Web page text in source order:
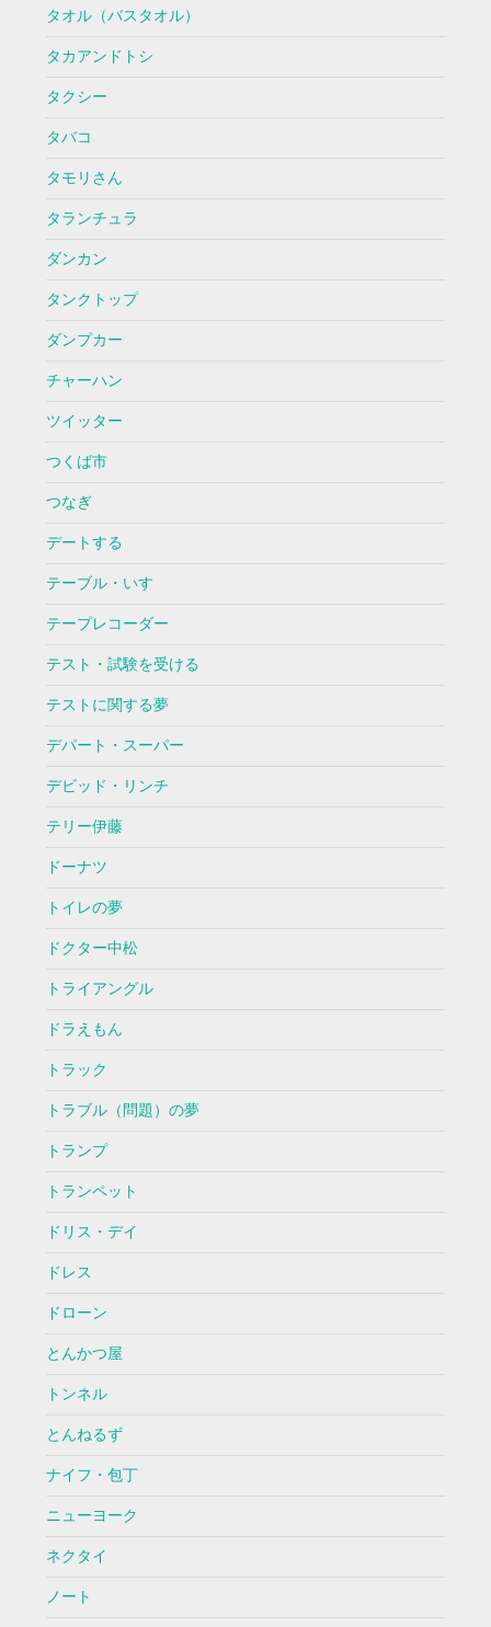
タオル（バスタオル）
タカアンドトシ
タクシー
タバコ
タモリさん
タランチュラ
ダンカン
タンクトップ
ダンプカー
チャーハン
ツイッター
つくば市
つなぎ
デートする
テーブル・いす
テープレコーダー
テスト・試験を受ける
テストに関する夢
デパート・スーパー
デビッド・リンチ
テリー伊藤
ドーナツ
トイレの夢
ドクター中松
トライアングル
ドラえもん
トラック
トラブル（問題）の夢
トランプ
トランペット
ドリス・デイ
ドレス
ドローン
とんかつ屋
トンネル
とんねるず
ナイフ・包丁
ニューヨーク
ネクタイ
ノート